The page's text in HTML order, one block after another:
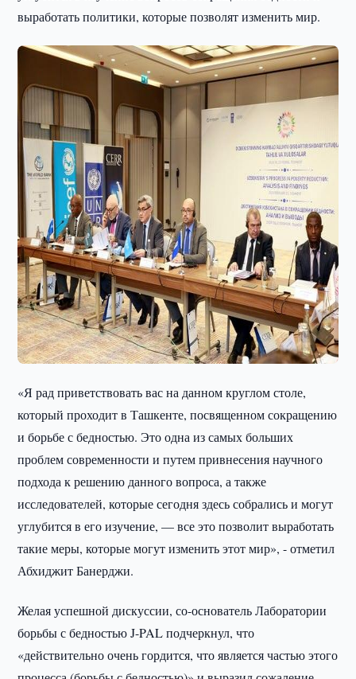
выработать политики, которые позволят изменить мир.
«Я рад приветствовать вас на данном круглом столе,
который проходит в Ташкенте, посвященном сокращению
и борьбе с бедностью. Это одна из самых больших
проблем современности и путем привнесения научного
подхода к решению данного вопроса, а также
исследователей, которые сегодня здесь собрались и могут
углубится в его изучение, — все это позволит выработать
такие меры, которые могут изменить этот мир», - отметил
Абхиджит Банерджи.
Желая успешной дискуссии, со-основатель Лаборатории
борьбы с бедностью J-PAL подчеркнул, что
«действительно очень гордится, что является частью этого